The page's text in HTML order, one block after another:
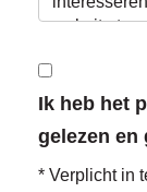
Ik heb het
gelezen en
* Verplicht in